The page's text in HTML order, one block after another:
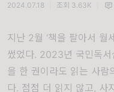
2024.07.18 조회 3.63K
지난 2월 ‘책을 팔아서 월
썼었다. 2023년 국민독
을 한 권이라도 읽는 사람
다. 점점 더 읽지 않고, 사